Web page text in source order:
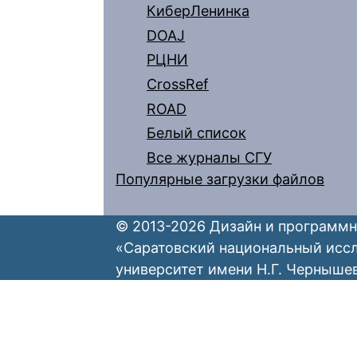
КиберЛенинка
DOAJ
РЦНИ
CrossRef
ROAD
Белый список
Все журналы СГУ
Популярные загрузки файлов
© 2013-2026 Дизайн и
«Саратовский национальный
университет имени Н.Г.